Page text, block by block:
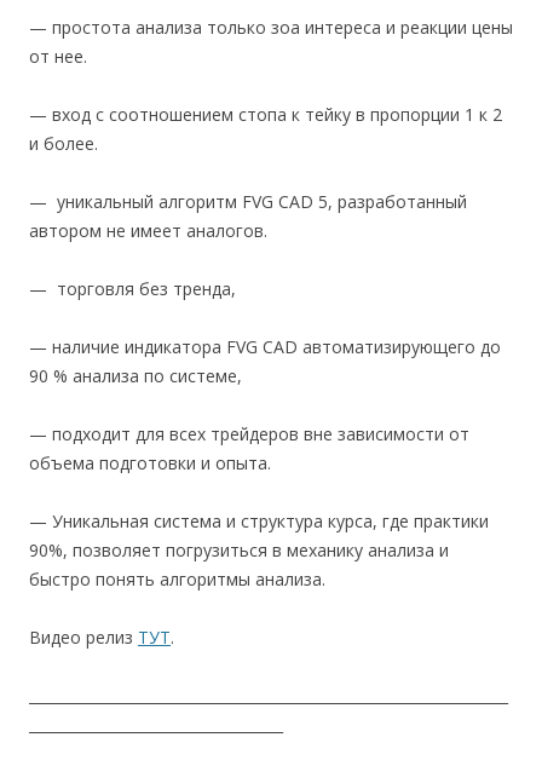
— простота анализа только зоа интереса и реакции цены
от нее.
— вход с соотношением стопа к тейку в пропорции 1 к 2
и более.
— уникальный алгоритм FVG CAD 5, разработанный
автором не имеет аналогов.
— торговля без тренда,
— наличие индикатора FVG CAD автоматизирующего до
90 % анализа по системе,
— подходит для всех трейдеров вне зависимости от
объема подготовки и опыта.
— Уникальная система и структура курса, где практики
90%, позволяет погрузиться в механику анализа и
быстро понять алгоритмы анализа.
Видео релиз ТУТ.